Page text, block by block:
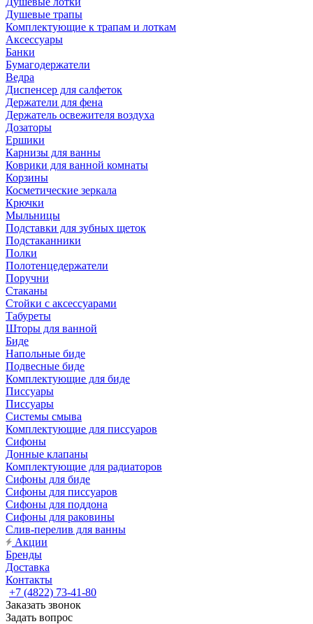
Душевые трапы
Комплектующие к трапам и лоткам
Аксессуары
Банки
Бумагодержатели
Ведра
Диспенсер для салфеток
Держатели для фена
Держатель освежителя воздуха
Дозаторы
Ершики
Карнизы для ванны
Коврики для ванной комнаты
Корзины
Косметические зеркала
Крючки
Мыльницы
Подставки для зубных щеток
Подстаканники
Полки
Полотенцедержатели
Поручни
Стаканы
Стойки с аксессуарами
Табуреты
Шторы для ванной
Биде
Напольные биде
Подвесные биде
Комплектующие для биде
Писсуары
Писсуары
Системы смыва
Комплектующие для писсуаров
Сифоны
Донные клапаны
Комплектующие для радиаторов
Сифоны для биде
Сифоны для писсуаров
Сифоны для поддона
Сифоны для раковины
Слив-перелив для ванны
Акции
Бренды
Доставка
Контакты
+7 (4822) 73-41-80
Заказать звонок
Задать вопрос